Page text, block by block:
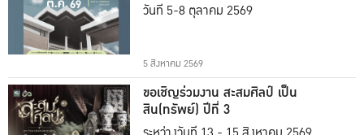
วันที่ 5-8 ตุลาคม 2569
5 สิงหาคม 2569
ขอเชิญร่วมงาน สะสมศิลป์ เป็น
สิน(ทรัพย์) ปีที่ 3